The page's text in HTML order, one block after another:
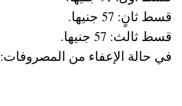
قسط ثانٍ: 57 جنيها.
قسط ثالث: 57 جنيها.
في حالة الإعفاء من المصروفات: 24 جنيها.